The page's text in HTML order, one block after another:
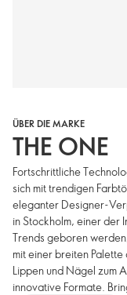
ÜBER DIE MARKE
THE ONE
Fortschrittliche
sich mit trendigen
eleganter Designer-
in Stockholm, einer der
Trends geboren
mit einer breiten
Lippen und Nägel zum
innovative Formate.